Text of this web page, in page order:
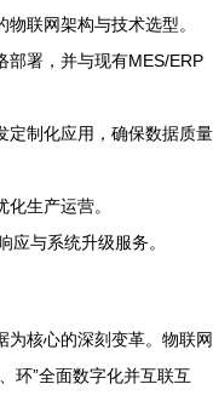
物联网架构与技术选型。
部署，并与现有MES/ERP
定制化应用，确保数据质量
生产运营。
应与系统升级服务。
为核心的深刻变革。物联网
环”全面数字化并互联互